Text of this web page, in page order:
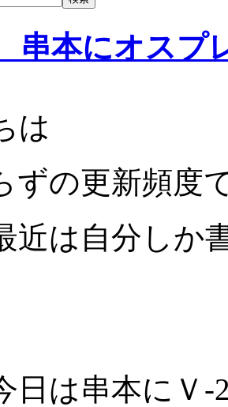
本にオスプ
は
ずの更新頻度
近は自分しか
日は串本にＶ